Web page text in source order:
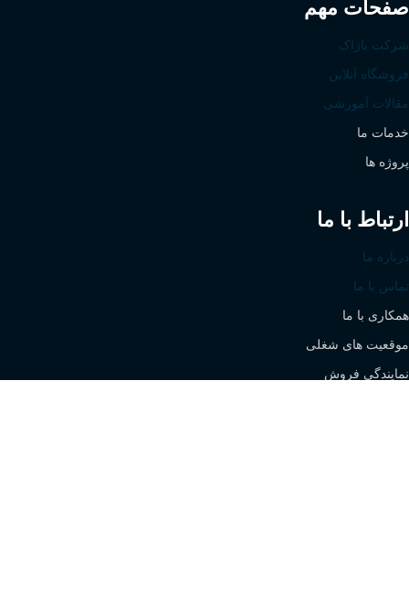
صفحات مهم
شرکت باژاک
فروشگاه آنلاین
مقالات آموزشی
خدمات ما
پروژه ها
ارتباط با ما
درباره ما
تماس با ما
همکاری با ما
موقعیت های شغلی
نمایندگی فروش